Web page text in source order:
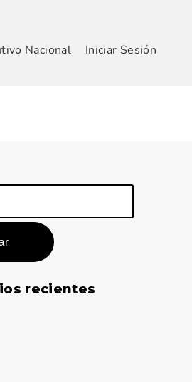
Nacional Iniciar Sesión
recientes